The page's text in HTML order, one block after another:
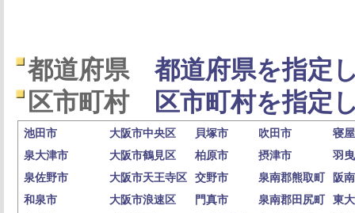
都道府県
都道府県を指定
区市町村
区市町村を指定
池田市 大阪市中央区 貝塚市 吹田市
寝
泉大津市
大阪市鶴見区 柏原市 摂津市
羽
泉佐野市
大阪市天王寺区 交野市 泉南郡熊取町
阪
和泉市
大阪市浪速区 門真市 泉南郡田尻町
東